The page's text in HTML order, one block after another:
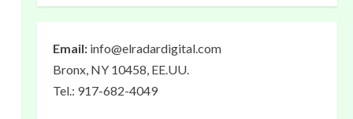
Email: info@elradardigital.com
Bronx, NY 10458, EE.UU.
Tel.: 917-682-4049